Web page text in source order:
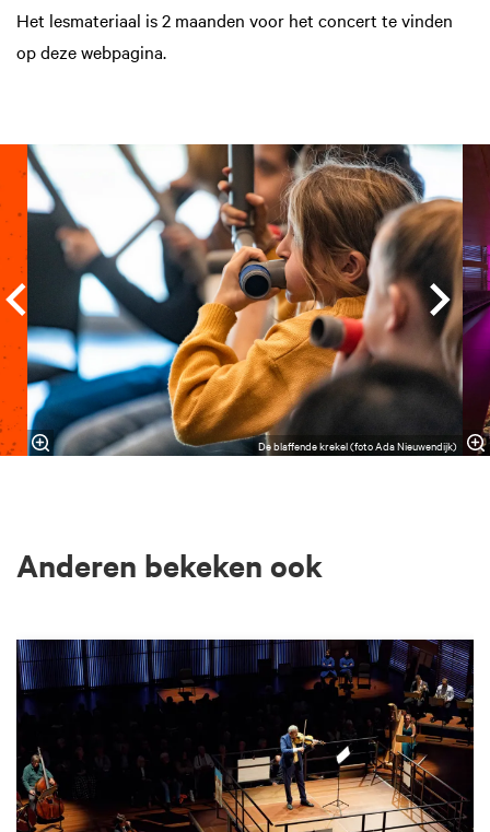
Het lesmateriaal is 2 maanden voor het concert te vinden
op deze webpagina.
Overslaan
De blaffende krekel (foto Ada Nieuwendijk)
Anderen bekeken ook